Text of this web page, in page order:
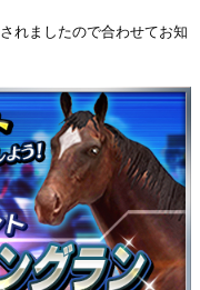
れましたので合わせてお知